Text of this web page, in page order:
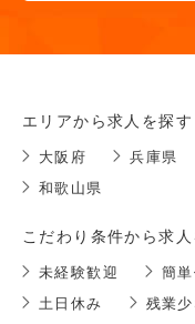
エリアから求人を探す
大阪府 兵庫県
和歌山県
こだわり条件から求
未経験歓迎 簡単
土日休み
残業